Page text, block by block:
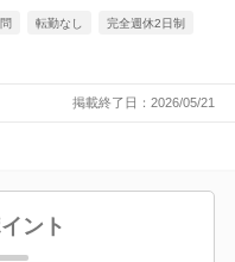
転勤なし 完全週休2日制
掲載終了日：2026/05/21
ント